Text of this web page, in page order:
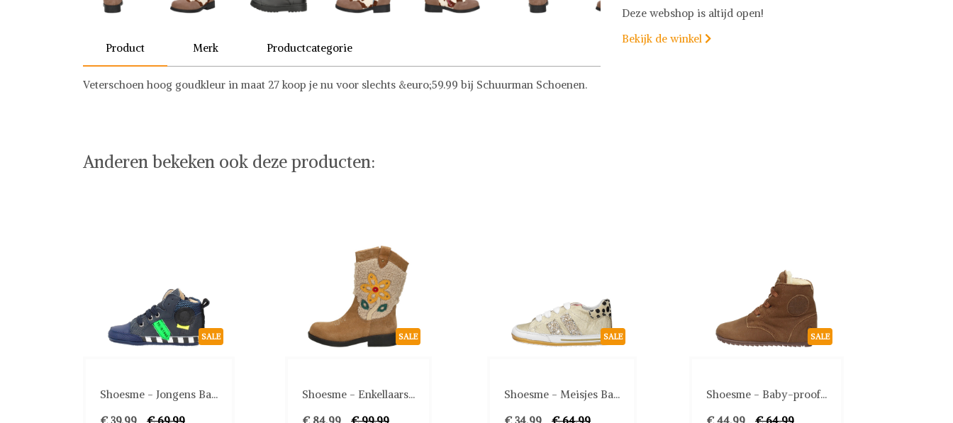
Product Merk Productcategorie
Veterschoen hoog goudkleur in maat 27 koop je nu voor slechts &euro;59.99 bij Schuurman Schoenen.
Deze webshop is altijd open!
Bekijk de winkel 
Anderen bekeken ook deze producten:
SALE
Shoesme - Jongens Ba...
SALE
Shoesme - Enkellaars...
SALE
Shoesme - Meisjes Ba...
SALE
Shoesme - Baby-proof...